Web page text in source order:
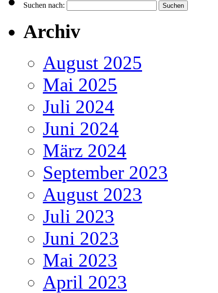
Suchen nach:
Archiv
August 2025
Mai 2025
Juli 2024
Juni 2024
März 2024
September 2023
August 2023
Juli 2023
Juni 2023
Mai 2023
April 2023